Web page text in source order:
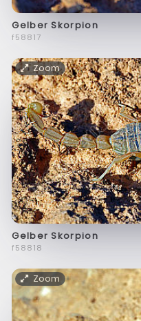
Gelber Skorpion
f58817
Zoom
Gelber Skorpion
f58818
Zoom